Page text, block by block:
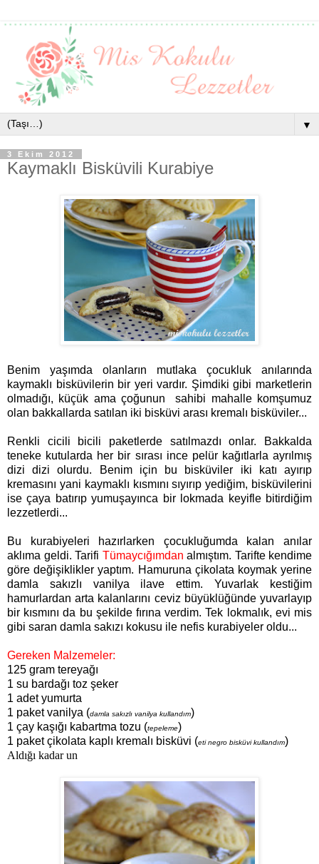
▼
3 Ekim 2012
Kaymaklı Bisküvili Kurabiye
Benim yaşımda olanların mutlaka çocukluk anılarında
kaymaklı bisküvilerin bir yeri vardır. Şimdiki gibi marketlerin
olmadığı, küçük ama çoğunun sahibi mahalle komşumuz
olan bakkallarda satılan iki bisküvi arası kremalı bisküviler...
Renkli cicili bicili paketlerde satılmazdı onlar. Bakkalda
teneke kutularda her bir sırası ince pelür kağıtlarla ayrılmış
dizi dizi olurdu. Benim için bu bisküviler iki katı ayırıp
kremasını yani kaymaklı kısmını sıyırıp yediğim, bisküvilerini
ise çaya batırıp yumuşayınca bir lokmada keyifle bitirdiğim
lezzetlerdi...
Bu kurabiyeleri hazırlarken çocukluğumda kalan anılar
aklıma geldi. Tarifi Tümaycığımdan almıştım. Tarifte kendime
göre değişiklikler yaptım. Hamuruna çikolata koymak yerine
damla sakızlı vanilya ilave ettim. Yuvarlak kestiğim
hamurlardan arta kalanlarını ceviz büyüklüğünde yuvarlayıp
bir kısmını da bu şekilde fırına verdim. Tek lokmalık, evi mis
gibi saran damla sakızı kokusu ile nefis kurabiyeler oldu...
Gereken Malzemeler:
125 gram tereyağı
1 su bardağı toz şeker
1 adet yumurta
1 paket vanilya (damla sakızlı vanilya kullandım)
1 çay kaşığı kabartma tozu (tepeleme)
1 paket çikolata kaplı kremalı bisküvi (eti negro bisküvi kullandım)
Aldığı kadar un